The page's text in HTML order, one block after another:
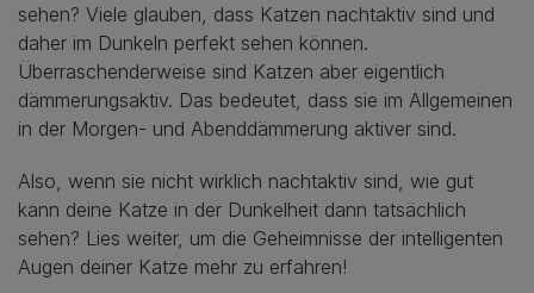
sehen? Viele glauben, dass Katzen nachtaktiv sind und
daher im Dunkeln perfekt sehen können.
Überraschenderweise sind Katzen aber eigentlich
dämmerungsaktiv. Das bedeutet, dass sie im Allgemeinen
in der Morgen- und Abenddämmerung aktiver sind.
Also, wenn sie nicht wirklich nachtaktiv sind, wie gut
kann deine Katze in der Dunkelheit dann tatsächlich
sehen? Lies weiter, um die Geheimnisse der intelligenten
Augen deiner Katze mehr zu erfahren!